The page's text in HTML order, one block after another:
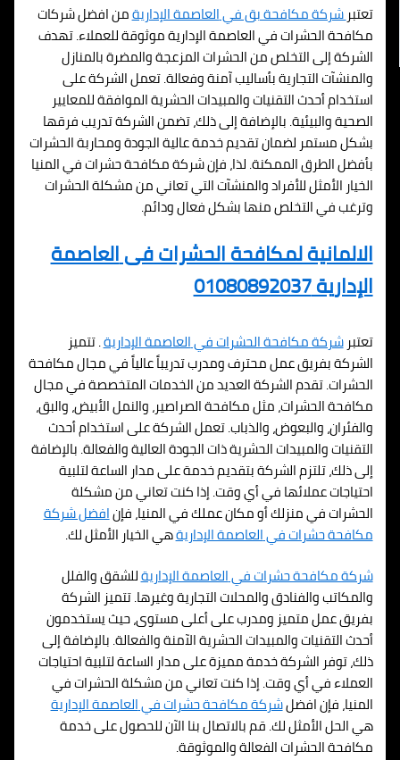
تعتبرشركة مكافحة بق فيالعاصمة الإداريةمن افضل شركات
مكافحة الحشرات فيالعاصمة الإداريةموثوقة للعملاء. تهدف
الشركة إلى التخلص من الحشرات المزعجة والمضرة بالمنازل
والمنشآت التجارية بأساليب آمنة وفعالة. تعمل الشركة على
استخدام أحدث التقنيات والمبيدات الحشرية الموافقة للمعايير
الصحية والبيئية. بالإضافة إلى ذلك، تضمن الشركة تدريب فرقها
بشكل مستمر لضمان تقديم خدمة عالية الجودة ومحاربة الحشرات
بأفضل الطرق الممكنة. لذا، فإن شركة مكافحة حشرات في المنيا
الخيار الأمثل للأفراد والمنشآت التي تعاني من مشكلة الحشرات
وترغب في التخلص منها بشكل فعال ودائم.
الالمانية لمكافحة الحشرات فىالعاصمة
الإدارية01080892037
تعتبرشركة مكافحة الحشرات فيالعاصمة الإدارية. تتميز
الشركة بفريق عمل محترف ومدرب تدريباً عالياً في مجال مكافحة
الحشرات. تقدم الشركة العديد من الخدمات المتخصصة في مجال
مكافحة الحشرات، مثل مكافحة الصراصير، والنمل الأبيض، والبق،
والفئران، والبعوض، والذباب. تعمل الشركة على استخدام أحدث
التقنيات والمبيدات الحشرية ذات الجودة العالية والفعالة. بالإضافة
إلى ذلك، تلتزم الشركة بتقديم خدمة على مدار الساعة لتلبية
احتياجات عملائها في أي وقت. إذا كنت تعاني من مشكلة
الحشرات في منزلك أو مكان عملك في المنيا، فإنافضل شركة
مكافحة حشرات فيالعاصمة الإداريةهي الخيار الأمثل لك.
شركة مكافحة حشرات فيالعاصمة الإداريةللشقق والفلل
والمكاتب والفنادق والمحلات التجارية وغيرها. تتميز الشركة
بفريق عمل متميز ومدرب على أعلى مستوى، حيث يستخدمون
أحدث التقنيات والمبيدات الحشرية الآمنة والفعالة. بالإضافة إلى
ذلك، توفر الشركة خدمة مميزة على مدار الساعة لتلبية احتياجات
العملاء في أي وقت. إذا كنت تعاني من مشكلة الحشرات في
المنيا، فإن افضلشركة مكافحة حشرات فيالعاصمة الإدارية
هي الحل الأمثل لك. قم بالاتصال بنا الآن للحصول على خدمة
مكافحة الحشرات الفعالة والموثوقة.